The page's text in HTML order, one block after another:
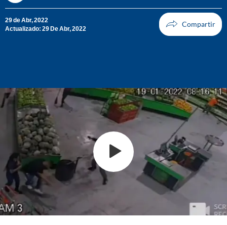
29 de Abr, 2022
Actualizado: 29 De Abr, 2022